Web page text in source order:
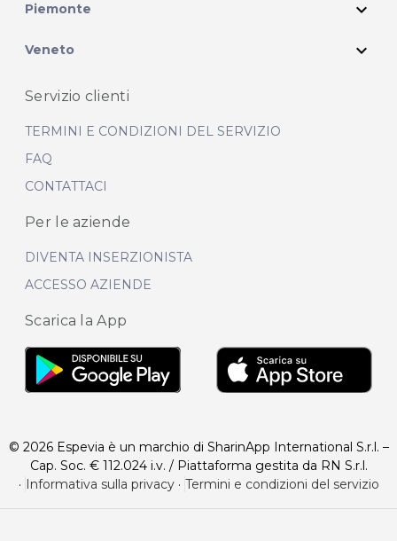
Piemonte expand_more
Veneto expand_more
Servizio clienti
TERMINI E CONDIZIONI DEL SERVIZIO
FAQ
CONTATTACI
Per le aziende
DIVENTA INSERZIONISTA
ACCESSO AZIENDE
Scarica la App
© 2026 Espevia è un marchio di SharinApp International S.r.l. –
Cap. Soc. € 112.024 i.v. / Piattaforma gestita da RN S.r.l.
· Informativa sulla privacy· Termini e condizioni del servizio